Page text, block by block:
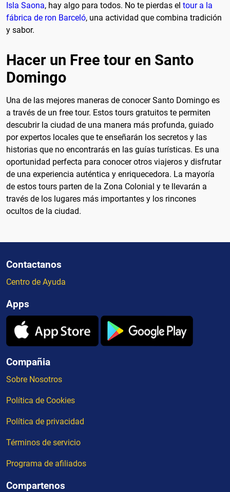
Isla Saona, hay algo para todos. No te pierdas el tour a la
fábrica de ron Barceló, una actividad que combina tradición
y sabor.
Hacer un Free tour en Santo
Domingo
Una de las mejores maneras de conocer Santo Domingo es
a través de un free tour. Estos tours gratuitos te permiten
descubrir la ciudad de una manera más profunda, guiado
por expertos locales que te enseñarán los secretos y las
historias que no encontrarás en las guías turísticas. Es una
oportunidad perfecta para conocer otros viajeros y disfrutar
de una experiencia auténtica y enriquecedora. La mayoría
de estos tours parten de la Zona Colonial y te llevarán a
través de los lugares más importantes y los rincones
ocultos de la ciudad.
Contactanos
Centro de Ayuda
Apps
Compañia
Sobre Nosotros
Política de Cookies
Política de privacidad
Términos de servicio
Programa de afiliados
Compartenos